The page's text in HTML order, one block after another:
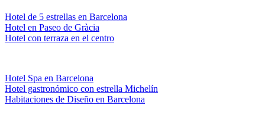
Hotel de 5 estrellas en Barcelona
Hotel en Paseo de Gràcia
Hotel con terraza en el centro
Hotel Spa en Barcelona
Hotel gastronómico con estrella Michelín
Habitaciones de Diseño en Barcelona